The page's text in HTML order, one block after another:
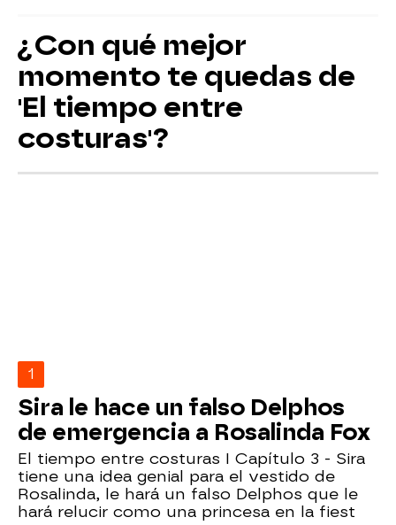
¿Con qué mejor
momento te quedas de
'El tiempo entre
costuras'?
1
Sira le hace un falso Delphos
de emergencia a Rosalinda Fox
El tiempo entre costuras I Capítulo 3 - Sira
tiene una idea genial para el vestido de
Rosalinda, le hará un falso Delphos que le
hará relucir como una princesa en la fiest